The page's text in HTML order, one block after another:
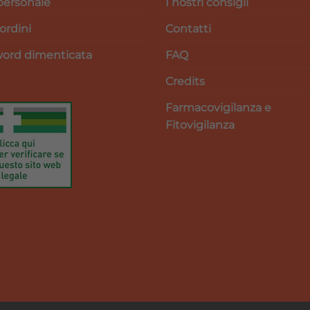
dimenticata
Contatti
FAQ
Credits
Farmacovigilanza e
Fitovigilanza